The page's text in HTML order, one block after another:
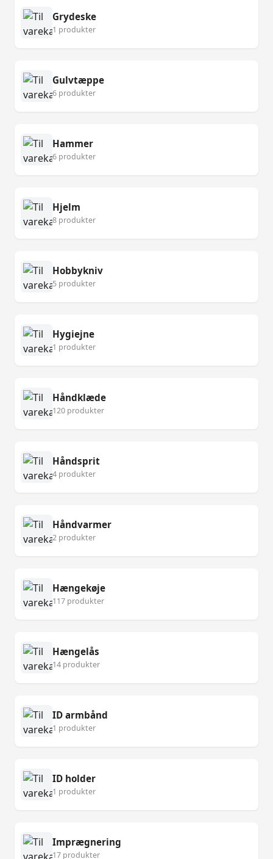
Grydeske
1 produkter
Gulvtæppe
6 produkter
Hammer
6 produkter
Hjelm
8 produkter
Hobbykniv
5 produkter
Hygiejne
1 produkter
Håndklæde
120 produkter
Håndsprit
4 produkter
Håndvarmer
2 produkter
Hængekøje
117 produkter
Hængelås
14 produkter
ID armbånd
1 produkter
ID holder
1 produkter
Imprægnering
17 produkter